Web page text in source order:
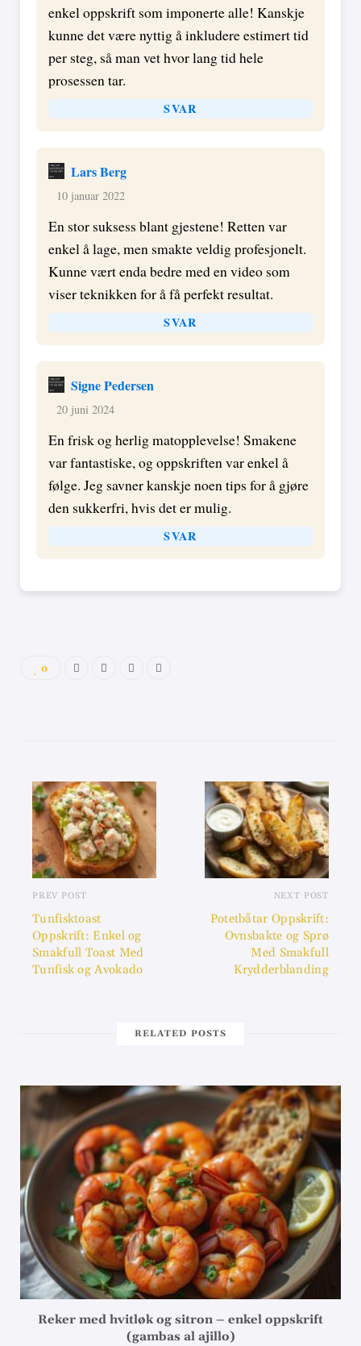
enkel oppskrift som imponerte alle! Kanskje
kunne det være nyttig å inkludere estimert tid
per steg, så man vet hvor lang tid hele
prosessen tar.
SVAR
Lars Berg
10 januar 2022
En stor suksess blant gjestene! Retten var
enkel å lage, men smakte veldig profesjonelt.
Kunne vært enda bedre med en video som
viser teknikken for å få perfekt resultat.
SVAR
Signe Pedersen
20 juni 2024
En frisk og herlig matopplevelse! Smakene
var fantastiske, og oppskriften var enkel å
følge. Jeg savner kanskje noen tips for å gjøre
den sukkerfri, hvis det er mulig.
SVAR
0
PREV POST
Tunfisktoast
Oppskrift: Enkel og
Smakfull Toast Med
Tunfisk og Avokado
NEXT POST
Potetbåtar Oppskrift:
Ovnsbakte og Sprø
Med Smakfull
Krydderblanding
RELATED POSTS
Reker med hvitløk og sitron – enkel oppskrift
(gambas al ajillo)